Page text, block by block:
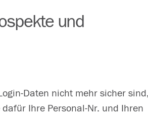
und
Daten nicht mehr sicher
Ihre Personal-Nr. und Ihren